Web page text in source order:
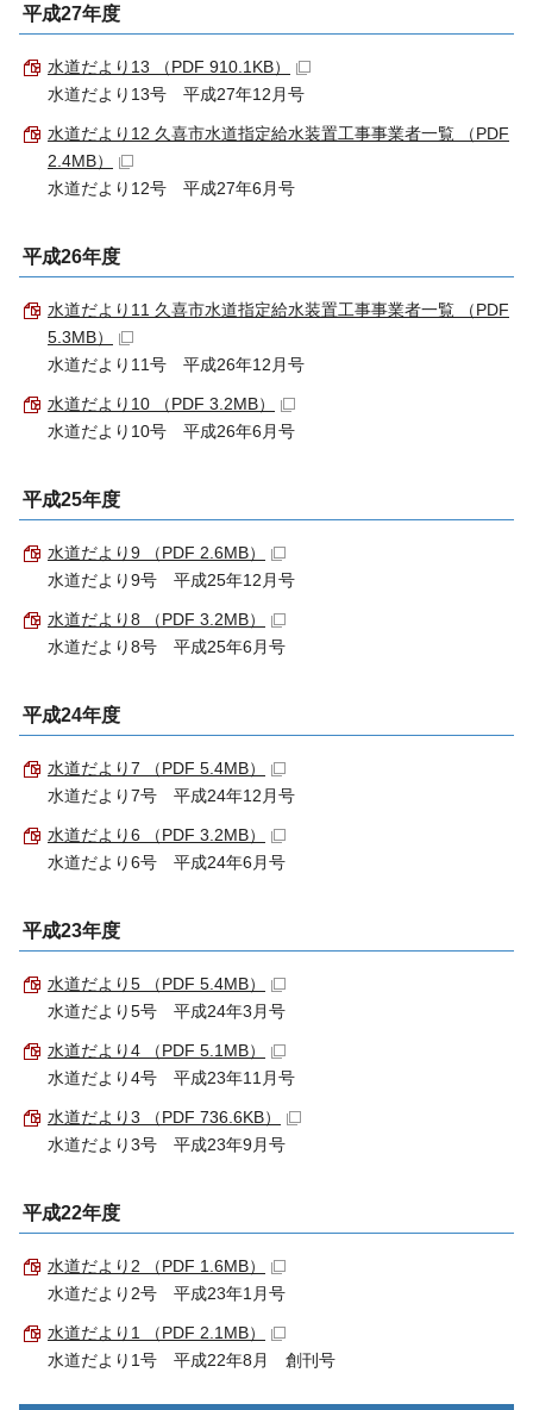
平成27年度
水道だより13 （PDF 910.1KB）
水道だより13号 平成27年12月号
水道だより12 久喜市水道指定給水装置工事事業者一覧 （PDF
2.4MB）
水道だより12号 平成27年6月号
平成26年度
水道だより11 久喜市水道指定給水装置工事事業者一覧 （PDF
5.3MB）
水道だより11号 平成26年12月号
水道だより10 （PDF 3.2MB）
水道だより10号 平成26年6月号
平成25年度
水道だより9 （PDF 2.6MB）
水道だより9号 平成25年12月号
水道だより8 （PDF 3.2MB）
水道だより8号 平成25年6月号
平成24年度
水道だより7 （PDF 5.4MB）
水道だより7号 平成24年12月号
水道だより6 （PDF 3.2MB）
水道だより6号 平成24年6月号
平成23年度
水道だより5 （PDF 5.4MB）
水道だより5号 平成24年3月号
水道だより4 （PDF 5.1MB）
水道だより4号 平成23年11月号
水道だより3 （PDF 736.6KB）
水道だより3号 平成23年9月号
平成22年度
水道だより2 （PDF 1.6MB）
水道だより2号 平成23年1月号
水道だより1 （PDF 2.1MB）
水道だより1号 平成22年8月 創刊号